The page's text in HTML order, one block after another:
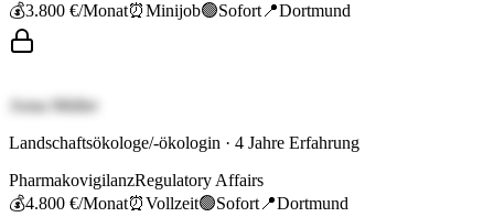
💰3.800 €/Monat⏰Minijob🟢Sofort 📍Dortmund
Anna Müller
Landschaftsökologe/-ökologin · 4 Jahre Erfahrung
PharmakovigilanzRegulatory Affairs
💰4.800 €/Monat⏰Vollzeit🟢Sofort 📍Dortmund